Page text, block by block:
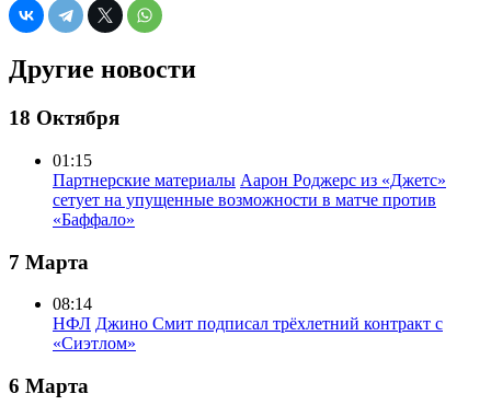
Другие новости
18 Октября
01:15
Партнерские материалы Аарон Роджерс из «Джетс»
сетует на упущенные возможности в матче против
«Баффало»
7 Марта
08:14
НФЛ Джино Смит подписал трёхлетний контракт с
«Сиэтлом»
6 Марта